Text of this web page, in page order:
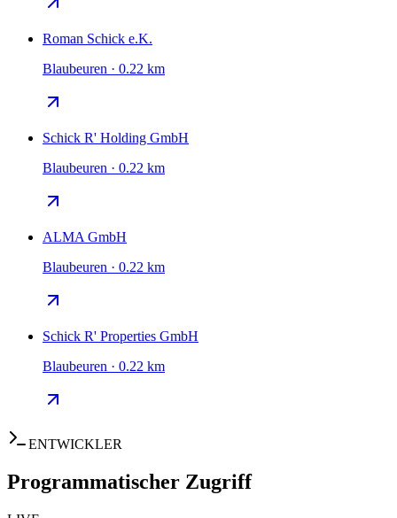
Roman Schick e.K.
Blaubeuren · 0.22 km
Schick R' Holding GmbH
Blaubeuren · 0.22 km
ALMA GmbH
Blaubeuren · 0.22 km
Schick R' Properties GmbH
Blaubeuren · 0.22 km
ENTWICKLER
Programmatischer Zugriff